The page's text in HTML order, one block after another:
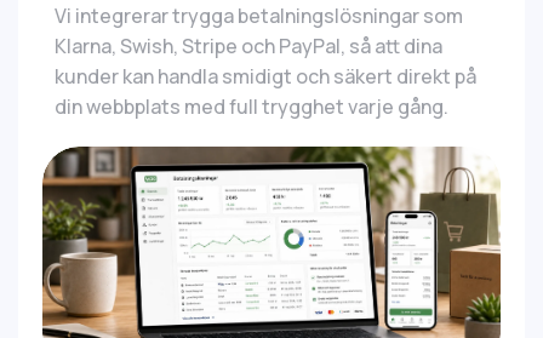
Vi integrerar trygga betalningslösningar som
Klarna, Swish, Stripe och PayPal, så att dina
kunder kan handla smidigt och säkert direkt på
din webbplats med full trygghet varje gång.